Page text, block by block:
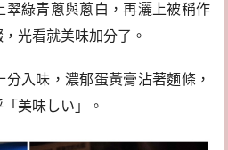
翠綠青蔥與蔥白，再灑上被稱作
光看就美味加分了。
入味，濃郁蛋黃膏沾著麵條，
美味しい」。